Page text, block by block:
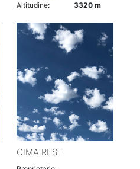
Altitudine:
3320 m
CIMA REST